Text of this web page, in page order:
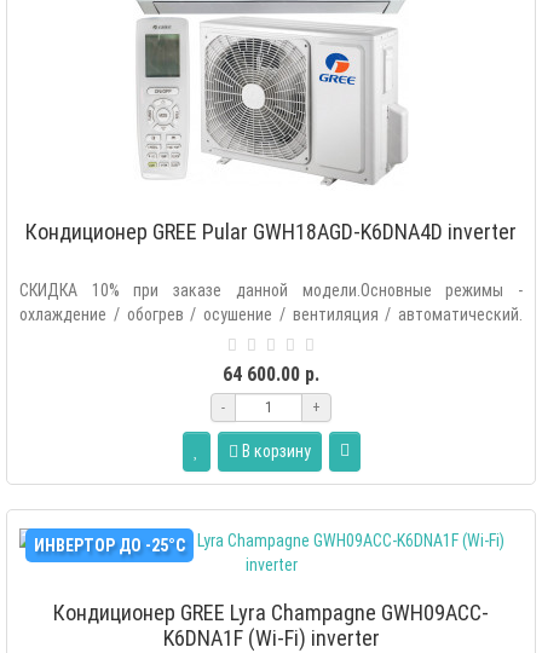
Кондиционер GREE Pular GWH18AGD-K6DNA4D inverter
СКИДКА 10% при заказе данной модели.Основные режимы -
охлаждение / обогрев / осушение / вентиляция / автоматический.
64 600.00 р.
- +
В корзину
ИНВЕРТОР ДО -25°С
Кондиционер GREE Lyra Champagne GWH09ACC-
K6DNA1F (Wi-Fi) inverter